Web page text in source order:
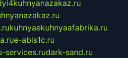
kuhnyaekuhnyaafabrika.ru
e-abis1c.ru
services.rudark-sand.ru